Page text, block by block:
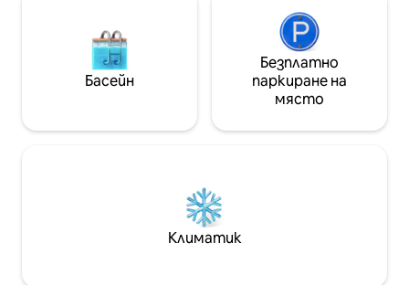
Басейн
Безплатно
паркиране на
място
Климатик